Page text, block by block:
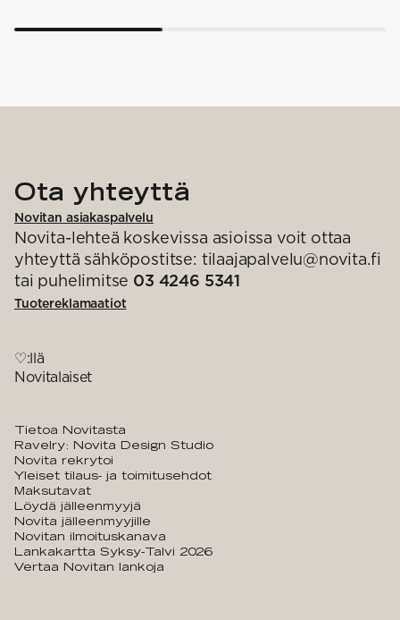
Ota yhteyttä
Novitan asiakaspalvelu
Novita-lehteä koskevissa asioissa voit ottaa
yhteyttä sähköpostitse: tilaajapalvelu@novita.fi
tai puhelimitse 03 4246 5341
Tuotereklamaatiot
♡:llä
Novitalaiset
Tietoa Novitasta
Ravelry: Novita Design Studio
Novita rekrytoi
Yleiset tilaus- ja toimitusehdot
Maksutavat
Löydä jälleenmyyjä
Novita jälleenmyyjille
Novitan ilmoituskanava
Lankakartta Syksy-Talvi 2026
Vertaa Novitan lankoja